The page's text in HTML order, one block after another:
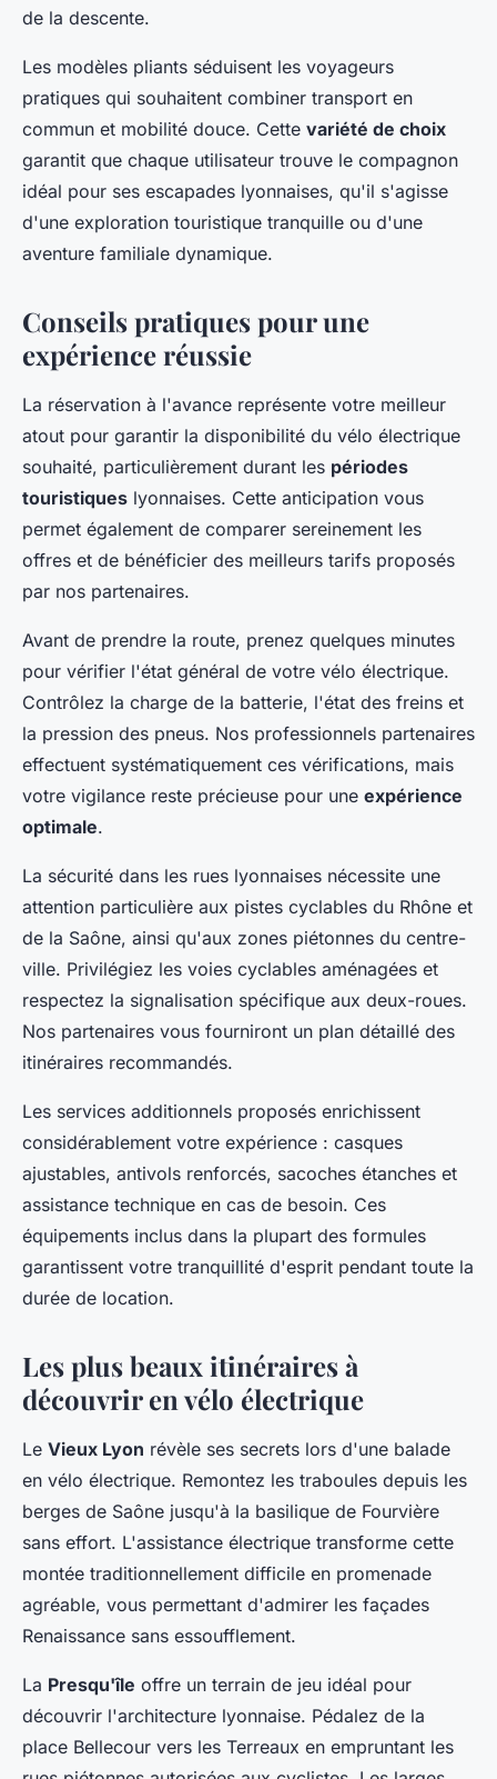
de la descente.
Les modèles pliants séduisent les voyageurs
pratiques qui souhaitent combiner transport en
commun et mobilité douce. Cette variété de choix
garantit que chaque utilisateur trouve le compagnon
idéal pour ses escapades lyonnaises, qu'il s'agisse
d'une exploration touristique tranquille ou d'une
aventure familiale dynamique.
Conseils pratiques pour une
expérience réussie
La réservation à l'avance représente votre meilleur
atout pour garantir la disponibilité du vélo électrique
souhaité, particulièrement durant les périodes
touristiques lyonnaises. Cette anticipation vous
permet également de comparer sereinement les
offres et de bénéficier des meilleurs tarifs proposés
par nos partenaires.
Avant de prendre la route, prenez quelques minutes
pour vérifier l'état général de votre vélo électrique.
Contrôlez la charge de la batterie, l'état des freins et
la pression des pneus. Nos professionnels partenaires
effectuent systématiquement ces vérifications, mais
votre vigilance reste précieuse pour une expérience
optimale.
La sécurité dans les rues lyonnaises nécessite une
attention particulière aux pistes cyclables du Rhône et
de la Saône, ainsi qu'aux zones piétonnes du centre-
ville. Privilégiez les voies cyclables aménagées et
respectez la signalisation spécifique aux deux-roues.
Nos partenaires vous fourniront un plan détaillé des
itinéraires recommandés.
Les services additionnels proposés enrichissent
considérablement votre expérience : casques
ajustables, antivols renforcés, sacoches étanches et
assistance technique en cas de besoin. Ces
équipements inclus dans la plupart des formules
garantissent votre tranquillité d'esprit pendant toute la
durée de location.
Les plus beaux itinéraires à
découvrir en vélo électrique
Le Vieux Lyon révèle ses secrets lors d'une balade
en vélo électrique. Remontez les traboules depuis les
berges de Saône jusqu'à la basilique de Fourvière
sans effort. L'assistance électrique transforme cette
montée traditionnellement difficile en promenade
agréable, vous permettant d'admirer les façades
Renaissance sans essoufflement.
La Presqu'île offre un terrain de jeu idéal pour
découvrir l'architecture lyonnaise. Pédalez de la
place Bellecour vers les Terreaux en empruntant les